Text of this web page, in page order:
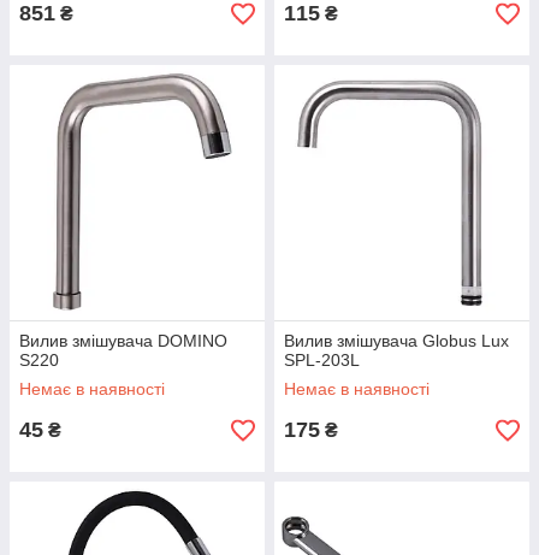
851 ₴ 115 ₴
Вилив змішувача DOMINO
S220
Немає в наявності
45 ₴
Вилив змішувача Globus Lux
SPL-203L
Немає в наявності
175 ₴